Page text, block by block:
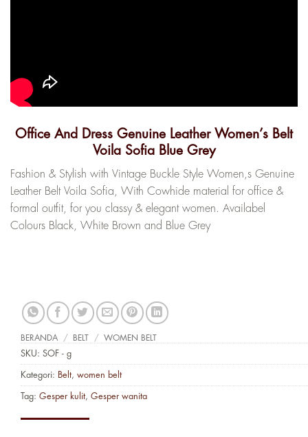
Office And Dress Genuine Leather Women’s Belt
Voila Sofia Blue Grey
Fashion & Stylish with Vintage Buckle Style Women,s Genuine
Leather Belt Voila Sofia, With Cowhide material for office &
formal outfit, for you classy & elegant women. Availabel
Colours Black, White Brown and Blue Grey
BERANDA / BELT / WOMEN BELT
SKU: SOF - g
Kategori: Belt, women belt
Tag: Gesper kulit, Gesper wanita